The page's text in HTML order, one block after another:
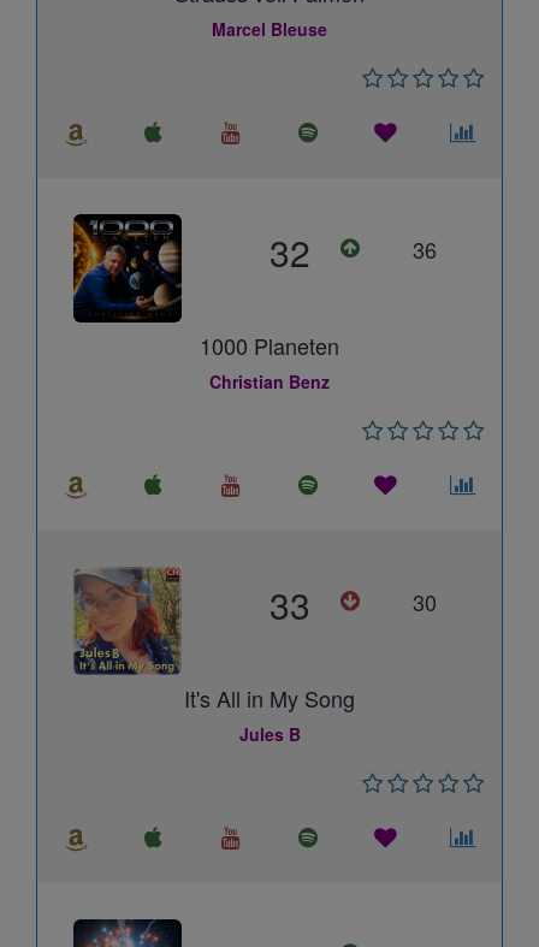
Marcel Bleuse
32 36
1000 Planeten
Christian Benz
33 30
It's All in My Song
Jules B